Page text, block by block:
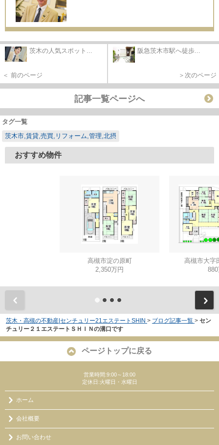
茨木の人気スポット...
＜ 前のページ
阪急茨木市駅へ徒歩...
＞次のページ
記事一覧ページへ
タグ一覧
茨木市,賃貸,売買,リフォーム,管理,北摂
おすすめ物件
高槻市淀の原町
2,350万円
高槻市大字
茨木・高槻の不動産|センチュリー21エステートSHIN > ブログ記事一覧 > セン
チュリー２１エステートＳＨＩＮの溝口です
ページトップに戻る
営業時間:9:00～18:00
定休日:火曜日・水曜日
ホーム
会社概要
お問い合わせ